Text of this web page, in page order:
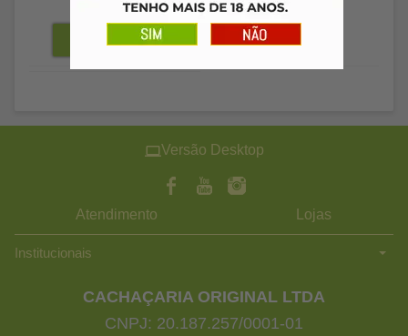
Versão Desktop
Atendimento Lojas
Institucionais
CACHAÇARIA ORIGINAL LTDA
CNPJ: 20.187.257/0001-01